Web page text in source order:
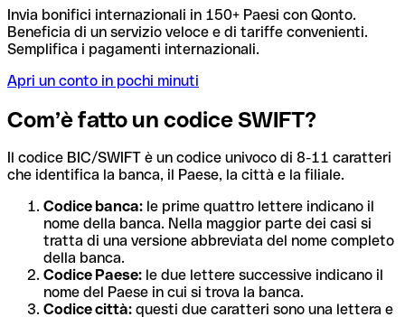
Invia bonifici internazionali in 150+ Paesi con Qonto.
Beneficia di un servizio veloce e di tariffe convenienti.
Semplifica i pagamenti internazionali.
Apri un conto in pochi minuti
Com’è fatto un codice SWIFT?
Il codice BIC/SWIFT è un codice univoco di 8-11 caratteri
che identifica la banca, il Paese, la città e la filiale.
Codice banca: le prime quattro lettere indicano il
nome della banca. Nella maggior parte dei casi si
tratta di una versione abbreviata del nome completo
della banca.
Codice Paese: le due lettere successive indicano il
nome del Paese in cui si trova la banca.
Codice città: questi due caratteri sono una lettera e